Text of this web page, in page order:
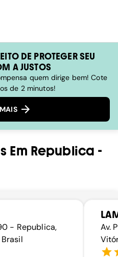
DE PROTEGER SEU
A JUSTOS
quem dirige bem! Cote
de 2 minutos!
Em Republica -
- Republica,
Av.